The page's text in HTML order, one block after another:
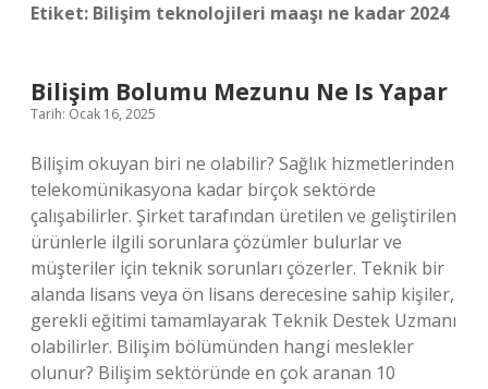
Etiket: Bilişim teknolojileri maaşı ne kadar 2024
Bilişim Bolumu Mezunu Ne Is Yapar
Tarih: Ocak 16, 2025
Bilişim okuyan biri ne olabilir? Sağlık hizmetlerinden
telekomünikasyona kadar birçok sektörde
çalışabilirler. Şirket tarafından üretilen ve geliştirilen
ürünlerle ilgili sorunlara çözümler bulurlar ve
müşteriler için teknik sorunları çözerler. Teknik bir
alanda lisans veya ön lisans derecesine sahip kişiler,
gerekli eğitimi tamamlayarak Teknik Destek Uzmanı
olabilirler. Bilişim bölümünden hangi meslekler
olunur? Bilişim sektöründe en çok aranan 10